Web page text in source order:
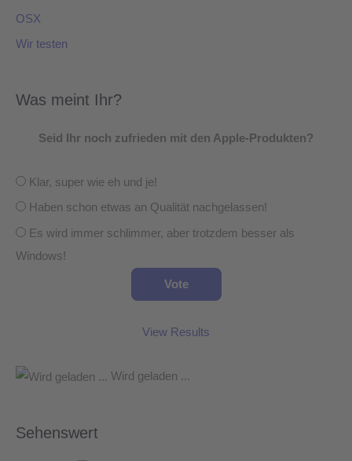
OSX
Wir testen
Was meint Ihr?
Seid Ihr noch zufrieden mit den Apple-Produkten?
Klar, super wie eh und je!
Haben schon etwas an Qualität nachgelassen!
Es wird immer schlimmer, aber trotzdem besser als
Windows!
View Results
Wird geladen ...
Sehenswert